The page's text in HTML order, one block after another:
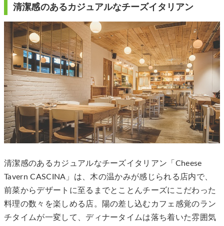
清潔感のあるカジュアルなチーズイタリアン
清潔感のあるカジュアルなチーズイタリアン「Cheese
Tavern CASCINA」は、木の温かみが感じられる店内で、
前菜からデザートに至るまでとことんチーズにこだわった
料理の数々を楽しめる店。陽の差し込むカフェ感覚のラン
チタイムが一変して、ディナータイムは落ち着いた雰囲気